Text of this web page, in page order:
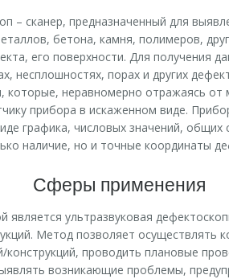
– сканер, предназначенный для
бетона, камня, полимеров,
его поверхности. Для получения
несплошностях, порах и других
которые, неравномерно отражаясь от
прибора в искаженном виде.
графика, числовых значений, общих
наличие, но и точные координаты
Сферы применения
является ультразвуковая
Метод позволяет осуществлять
проводить плановые
возникающие проблемы,